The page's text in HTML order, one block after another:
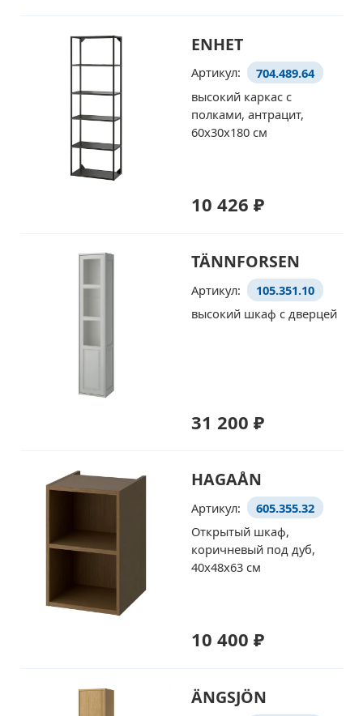
ENHET
Артикул:
704.489.64
высокий каркас с
полками, антрацит,
60x30x180 см
10 426 ₽
TÄNNFORSEN
Артикул:
105.351.10
высокий шкаф с дверцей
31 200 ₽
HAGAÅN
Артикул:
605.355.32
Открытый шкаф,
коричневый под дуб,
40x48x63 см
10 400 ₽
ÄNGSJÖN